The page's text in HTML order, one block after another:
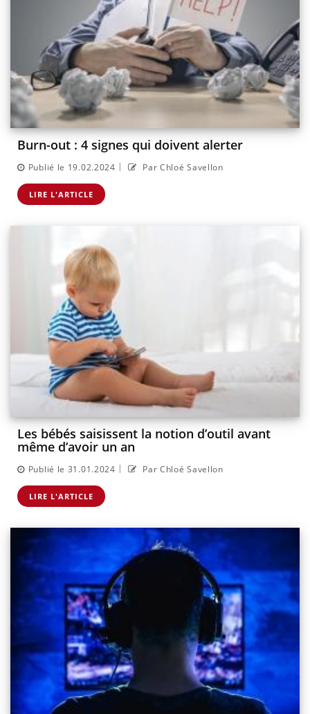
Burn-out : 4 signes qui doivent alerter
Publié le 19.02.2024 | Par Chloé Savellon
LIRE L'ARTICLE
Les bébés saisissent la notion d’outil avant
même d’avoir un an
Publié le 31.01.2024 | Par Chloé Savellon
LIRE L'ARTICLE